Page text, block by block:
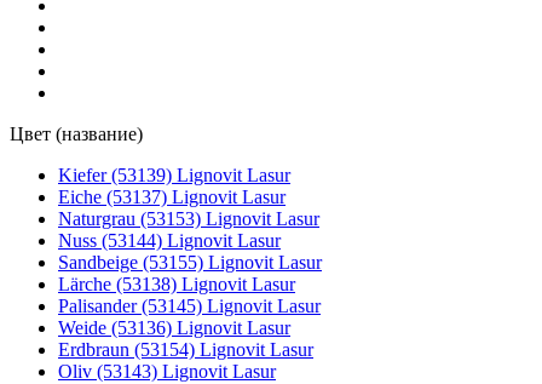
Цвет (название)
Kiefer (53139) Lignovit Lasur
Eiche (53137) Lignovit Lasur
Naturgrau (53153) Lignovit Lasur
Nuss (53144) Lignovit Lasur
Sandbeige (53155) Lignovit Lasur
Lärche (53138) Lignovit Lasur
Palisander (53145) Lignovit Lasur
Weide (53136) Lignovit Lasur
Erdbraun (53154) Lignovit Lasur
Oliv (53143) Lignovit Lasur